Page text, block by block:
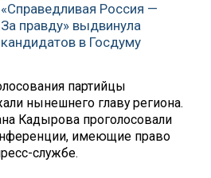
«Справедливая Россия —
За правду» выдвинула
кандидатов в Госдуму
партийцы
нынешнего главу региона.
Кадырова проголосовали
имеющие право
службе.